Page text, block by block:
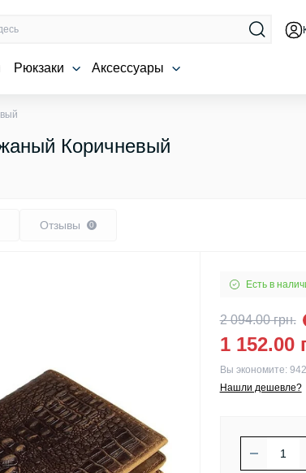
Рюкзаки Аксессуары
Коричневый
Отзывы 0
Есть в
2 094.00 грн.
1 152.00
Вы экономите:
Нашли дешевле?